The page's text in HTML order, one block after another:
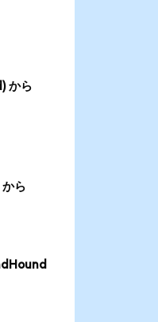
から
ら